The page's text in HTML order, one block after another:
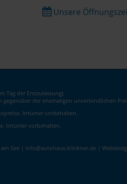
Unsere
Tag der Erstzulassung).
der ehemaligen unverbindlichen
Irrtümer vorbehalten.
Irrtümer vorbehalten.
See | info@autohaus-klinkner.de |